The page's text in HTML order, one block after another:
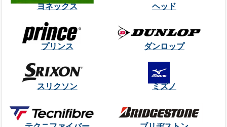
ヨネックス ヘッド
プリンス ダンロップ
スリクソン ミズノ